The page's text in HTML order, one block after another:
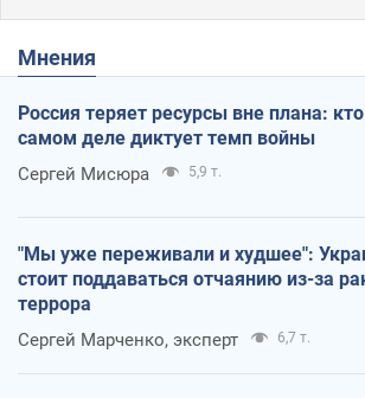
Мнения
Россия теряет ресурсы вне плана:
самом деле диктует темп войны
Сергей Мисюра 5,9 т.
"Мы уже переживали и худшее":
стоит поддаваться отчаянию из-за
террора
Сергей Марченко, эксперт 6,7 т.